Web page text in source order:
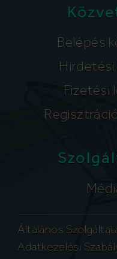
Belépés
Fizetési
Általános
Adatkezelési